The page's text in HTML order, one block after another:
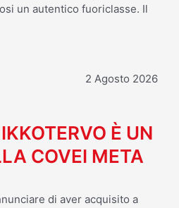
un autentico fuoriclasse. Il
2 Agosto 2026
È UN
COVEI META
di aver acquisito a